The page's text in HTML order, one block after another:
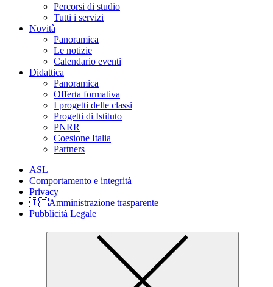
Percorsi di studio
Tutti i servizi
Novità
Panoramica
Le notizie
Calendario eventi
Didattica
Panoramica
Offerta formativa
I progetti delle classi
Progetti di Istituto
PNRR
Coesione Italia
Partners
ASL
Comportamento e integrità
Privacy
🇮🇹Amministrazione trasparente
Pubblicità Legale